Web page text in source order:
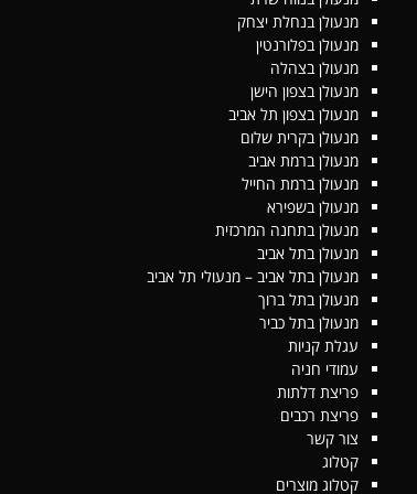
מנעולן בנחלת יצחק
מנעולן בפלורנטין
מנעולן בצהלה
מנעולן בצפון הישן
מנעולן בצפון תל אביב
מנעולן בקרית שלום
מנעולן ברמת אביב
מנעולן ברמת החייל
מנעולן בשפירא
מנעולן בתחנה המרכזית
מנעולן בתל אביב
מנעולן בתל אביב – מנעולי תל אביב
מנעולן בתל ברוך
מנעולן בתל כביר
עגלת קניות
עמודי חניה
פריצת דלתות
פריצת רכבים
צור קשר
קטלוג
קטלוג מוצרים